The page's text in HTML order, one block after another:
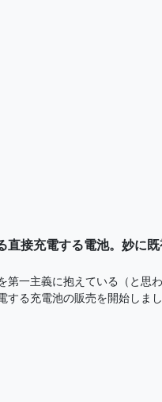
接充電する電池。妙に
一主義に抱えている（と思
する充電池の販売を開始しま